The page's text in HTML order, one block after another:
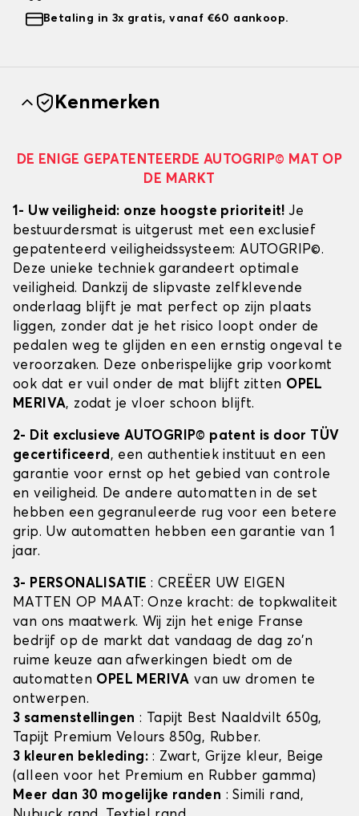
Betaling in 3x gratis, vanaf €60 aankoop.
Kenmerken
DE ENIGE GEPATENTEERDE AUTOGRIP© MAT OP
DE MARKT
1- Uw veiligheid: onze hoogste prioriteit!Je
bestuurdersmat is uitgerust met een exclusief
gepatenteerd veiligheidssysteem: AUTOGRIP©.
Deze unieke techniek garandeert optimale
veiligheid. Dankzij de slipvaste zelfklevende
onderlaag blijft je mat perfect op zijn plaats
liggen, zonder dat je het risico loopt onder de
pedalen weg te glijden en een ernstig ongeval te
veroorzaken. Deze onberispelijke grip voorkomt
ook dat er vuil onder de mat blijft zitten OPEL
MERIVA, zodat je vloer schoon blijft.
2- Dit exclusieve AUTOGRIP© patent is door TÜV
gecertificeerd, een authentiek instituut en een
garantie voor ernst op het gebied van controle
en veiligheid. De andere automatten in de set
hebben een gegranuleerde rug voor een betere
grip. Uw automatten hebben een garantie van 1
jaar.
3- PERSONALISATIE: CREËER UW EIGEN
MATTEN OP MAAT: Onze kracht: de topkwaliteit
van ons maatwerk. Wij zijn het enige Franse
bedrijf op de markt dat vandaag de dag zo'n
ruime keuze aan afwerkingen biedt om de
automatten OPEL MERIVA van uw dromen te
ontwerpen.
3 samenstellingen : Tapijt Best Naaldvilt 650g,
Tapijt Premium Velours 850g, Rubber.
3 kleuren bekleding: : Zwart, Grijze kleur, Beige
(alleen voor het Premium en Rubber gamma)
Meer dan 30 mogelijke randen : Simili rand,